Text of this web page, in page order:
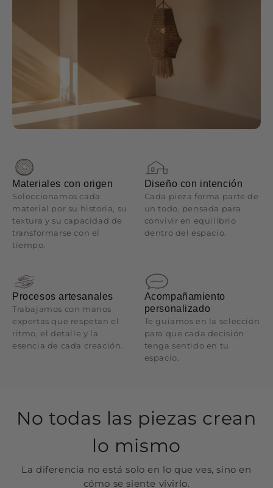
Materiales con origen
Seleccionamos cada
material por su historia, su
textura y su capacidad de
transformarse con el
tiempo.
Diseño con intención
Cada pieza forma parte de
un todo, pensada para
convivir en equilibrio
dentro del espacio.
Procesos artesanales
Trabajamos con manos
expertas que respetan el
ritmo, el detalle y la
esencia de cada creación.
Acompañamiento
personalizado
Te guiamos en la selección
para que cada decisión
tenga sentido en tu
espacio.
No todas las piezas crean
lo mismo
La diferencia no está solo en lo que ves, sino en
cómo se siente vivirlo.